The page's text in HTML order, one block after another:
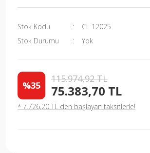
Stok Kodu
CL 12025
Stok Durumu
Yok
%35
115.974,92 TL
75.383,70 TL
* 7.726,20 TL den başlayan taksitlerle!